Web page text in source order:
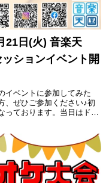
21日(火) 音楽天
ションイベント開
イベントに参加してみた
、ぜひご参加ください♪初
ております。当日はドラ